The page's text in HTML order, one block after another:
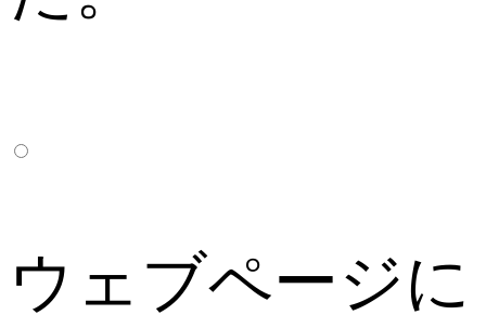
ウェブページに